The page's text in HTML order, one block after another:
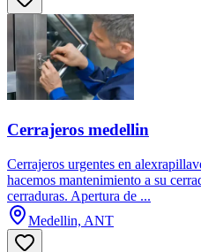
Cerrajeros medellin
Cerrajeros urgentes en
hacemos mantenimiento a su
cerraduras. Apertura de ...
Medellin, ANT